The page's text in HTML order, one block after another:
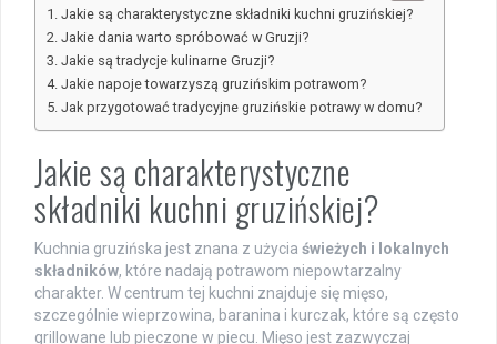
Jakie są charakterystyczne składniki kuchni gruzińskiej?
Jakie dania warto spróbować w Gruzji?
Jakie są tradycje kulinarne Gruzji?
Jakie napoje towarzyszą gruzińskim potrawom?
Jak przygotować tradycyjne gruzińskie potrawy w domu?
Jakie są charakterystyczne
składniki kuchni gruzińskiej?
Kuchnia gruzińska jest znana z użycia świeżych i lokalnych
składników, które nadają potrawom niepowtarzalny
charakter. W centrum tej kuchni znajduje się mięso,
szczególnie wieprzowina, baranina i kurczak, które są często
grillowane lub pieczone w piecu. Mięso jest zazwyczaj